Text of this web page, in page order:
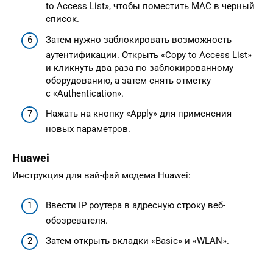
to Access List», чтобы поместить MAC в черный
список.
Затем нужно заблокировать возможность
аутентификации. Открыть «Copy to Access List»
и кликнуть два раза по заблокированному
оборудованию, а затем снять отметку
с «Authentication».
Нажать на кнопку «Apply» для применения
новых параметров.
Huawei
Инструкция для вай-фай модема Huawei:
Ввести IP роутера в адресную строку веб-
обозревателя.
Затем открыть вкладки «Basic» и «WLAN».